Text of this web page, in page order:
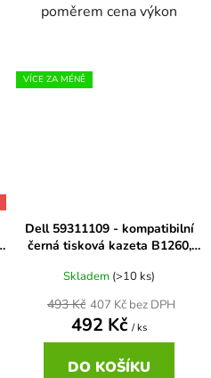
poměrem cena výkon
VÍCE ZA MÉNĚ
Dell 59311109 - kompatibilní
černá tisková kazeta B1260,
Skladem (>10 ks)
407 Kč bez DPH
492 Kč / ks
493 Kč
DO KOŠÍKU